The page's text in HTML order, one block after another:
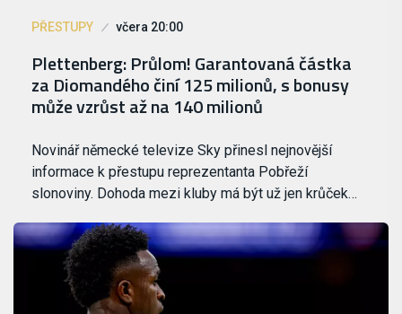
PŘESTUPY včera 20:00
Plettenberg: Průlom! Garantovaná částka
za Diomandého činí 125 milionů, s bonusy
může vzrůst až na 140 milionů
Novinář německé televize Sky přinesl nejnovější
informace k přestupu reprezentanta Pobřeží
slonoviny. Dohoda mezi kluby má být už jen krůček…